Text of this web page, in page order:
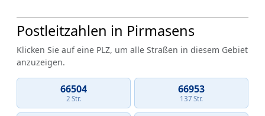
Postleitzahlen in Pirmasens
Klicken Sie auf eine PLZ, um alle Straßen in diesem Gebiet
anzuzeigen.
66504
2 Str.
66953
137 Str.